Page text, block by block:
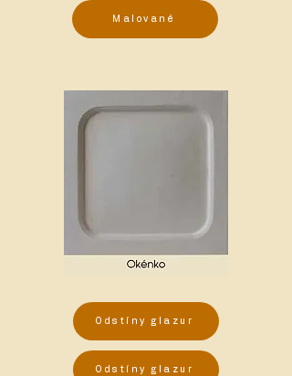
Malované
Odstíny glazur
Odstíny glazur